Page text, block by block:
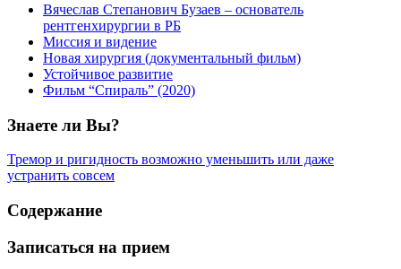
Вячеслав Степанович Бузаев – основатель
рентгенхирургии в РБ
Миссия и видение
Новая хирургия (документальный фильм)
Устойчивое развитие
Фильм “Спираль” (2020)
Знаете ли Вы?
Тремор и ригидность возможно уменьшить или даже
устранить совсем
Содержание
Записаться на прием